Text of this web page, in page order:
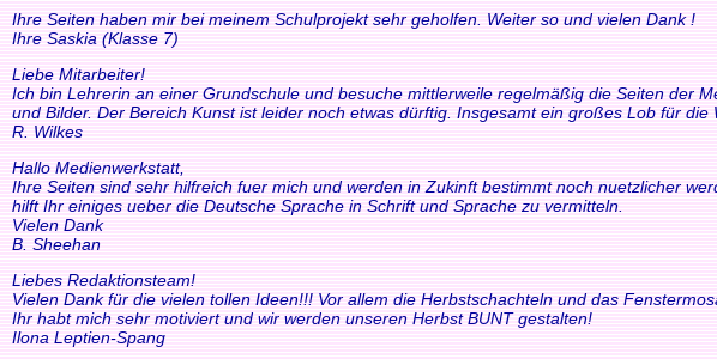
Ihre Seiten haben mir bei meinem Schulprojekt sehr geholfen. Weiter so und vielen Dank !
Ihre Saskia (Klasse 7)
Liebe Mitarbeiter!
Ich bin Lehrerin an einer Grundschule und besuche mittlerweile regelmäßig die Seiten der
und Bilder. Der Bereich Kunst ist leider noch etwas dürftig. Insgesamt ein großes Lob für die
R. Wilkes
Hallo Medienwerkstatt,
Ihre Seiten sind sehr hilfreich fuer mich und werden in Zukinft bestimmt noch nuetzlicher
hilft Ihr einiges ueber die Deutsche Sprache in Schrift und Sprache zu vermitteln.
Vielen Dank
B. Sheehan
Liebes Redaktionsteam!
Vielen Dank für die vielen tollen Ideen!!! Vor allem die Herbstschachteln und das
Ihr habt mich sehr motiviert und wir werden unseren Herbst BUNT gestalten!
Ilona Leptien-Spang